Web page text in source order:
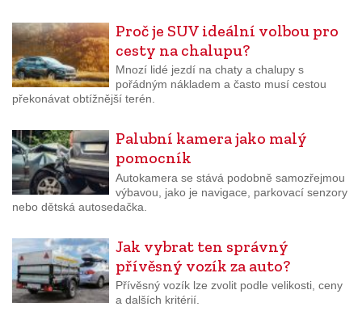
Proč je SUV ideální volbou pro
cesty na chalupu?
Mnozí lidé jezdí na chaty a chalupy s
pořádným nákladem a často musí cestou
překonávat obtížnější terén.
Palubní kamera jako malý
pomocník
Autokamera se stává podobně samozřejmou
výbavou, jako je navigace, parkovací senzory
nebo dětská autosedačka.
Jak vybrat ten správný
přívěsný vozík za auto?
Přívěsný vozík lze zvolit podle velikosti, ceny
a dalších kritérií.